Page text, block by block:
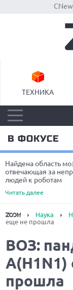
ТЕХНИКА
В ФОКУСЕ
Найдена область
отвечающая за
людей к роботам
Читать далее
Наука
еще не прошла
ВОЗ:
А(H1N1)
прошла